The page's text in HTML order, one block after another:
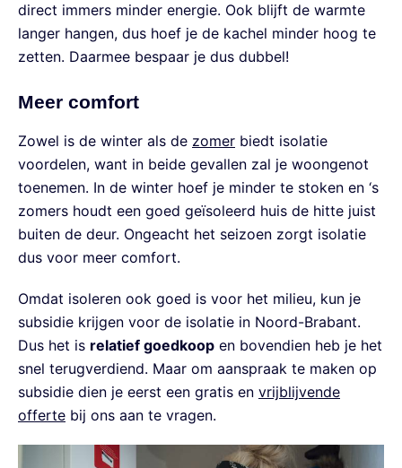
direct immers minder energie. Ook blijft de warmte
langer hangen, dus hoef je de kachel minder hoog te
zetten. Daarmee bespaar je dus dubbel!
Meer comfort
Zowel is de winter als de zomer biedt isolatie
voordelen, want in beide gevallen zal je woongenot
toenemen. In de winter hoef je minder te stoken en ‘s
zomers houdt een goed geïsoleerd huis de hitte juist
buiten de deur. Ongeacht het seizoen zorgt isolatie
dus voor meer comfort.
Omdat isoleren ook goed is voor het milieu, kun je
subsidie krijgen voor de isolatie in Noord-Brabant.
Dus het is relatief goedkoop en bovendien heb je het
snel terugverdiend. Maar om aanspraak te maken op
subsidie dien je eerst een gratis en vrijblijvende
offerte bij ons aan te vragen.